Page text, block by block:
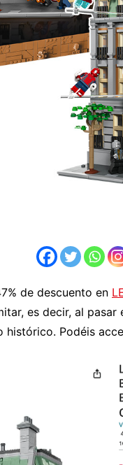
de descuento en
es decir, al
histórico. Podéis